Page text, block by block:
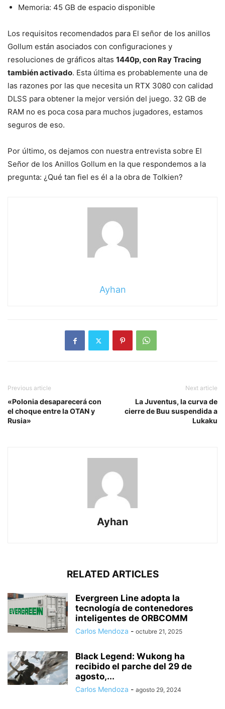
Memoria: 45 GB de espacio disponible
Los requisitos recomendados para El señor de los anillos
Gollum están asociados con configuraciones y
resoluciones de gráficos altas 1440p, con Ray Tracing
también activado. Esta última es probablemente una de
las razones por las que necesita un RTX 3080 con calidad
DLSS para obtener la mejor versión del juego. 32 GB de
RAM no es poca cosa para muchos jugadores, estamos
seguros de eso.
Por último, os dejamos con nuestra entrevista sobre El
Señor de los Anillos Gollum en la que respondemos a la
pregunta: ¿Qué tan fiel es él a la obra de Tolkien?
Ayhan
Previous article
«Polonia desaparecerá con
el choque entre la OTAN y
Rusia»
Next article
La Juventus, la curva de
cierre de Buu suspendida a
Lukaku
Ayhan
RELATED ARTICLES
Evergreen Line adopta la
tecnología de contenedores
inteligentes de ORBCOMM
Carlos Mendoza - octubre 21, 2025
Black Legend: Wukong ha
recibido el parche del 29 de
agosto,...
Carlos Mendoza - agosto 29, 2024